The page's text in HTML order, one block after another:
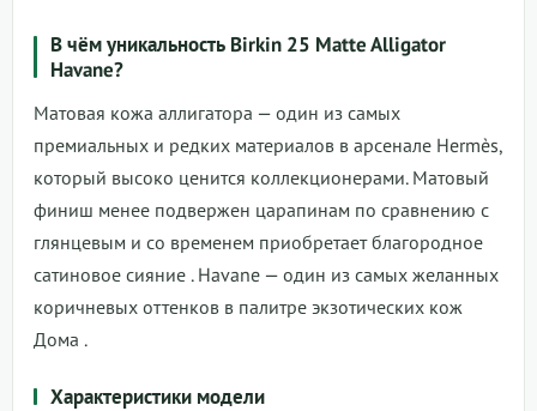
В чём уникальность Birkin 25 Matte Alligator
Havane?
Матовая кожа аллигатора — один из самых
премиальных и редких материалов в арсенале Hermès,
который высоко ценится коллекционерами. Матовый
финиш менее подвержен царапинам по сравнению с
глянцевым и со временем приобретает благородное
сатиновое сияние . Havane — один из самых желанных
коричневых оттенков в палитре экзотических кож
Дома .
Характеристики модели